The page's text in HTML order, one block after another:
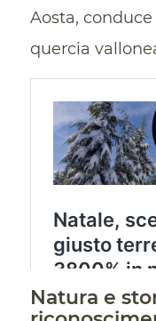
Aosta,
quercia
Natura e